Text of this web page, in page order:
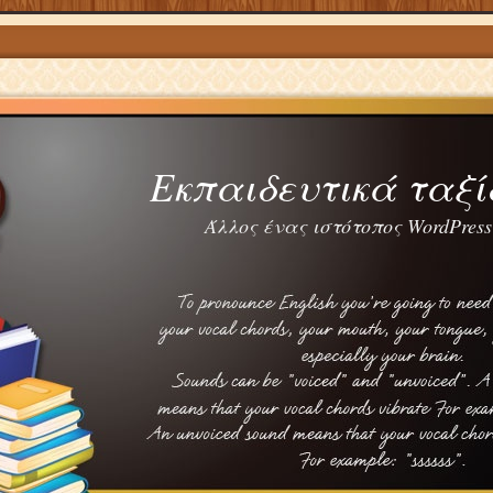
Εκπαιδευτικά
Άλλος ένας ιστότοπος WordPress